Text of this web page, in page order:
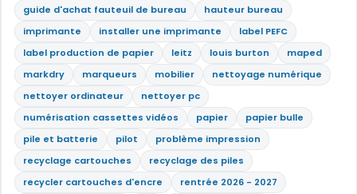
guide d'achat fauteuil de bureau
hauteur bureau
imprimante
installer une imprimante
label PEFC
label production de papier
leitz louis burton
maped
markdry
marqueurs mobilier
nettoyage numérique
nettoyer ordinateur
nettoyer pc
numérisation cassettes vidéos
papier
papier bulle
pile et batterie
pilot
problème impression
recyclage cartouches
recyclage des piles
recycler cartouches d'encre
rentrée 2026 - 2027